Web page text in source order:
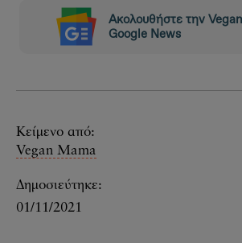
Ακολουθήστε την
Google News
Κείμενο από:
Vegan Mama
Δημοσιεύτηκε:
01/11/2021